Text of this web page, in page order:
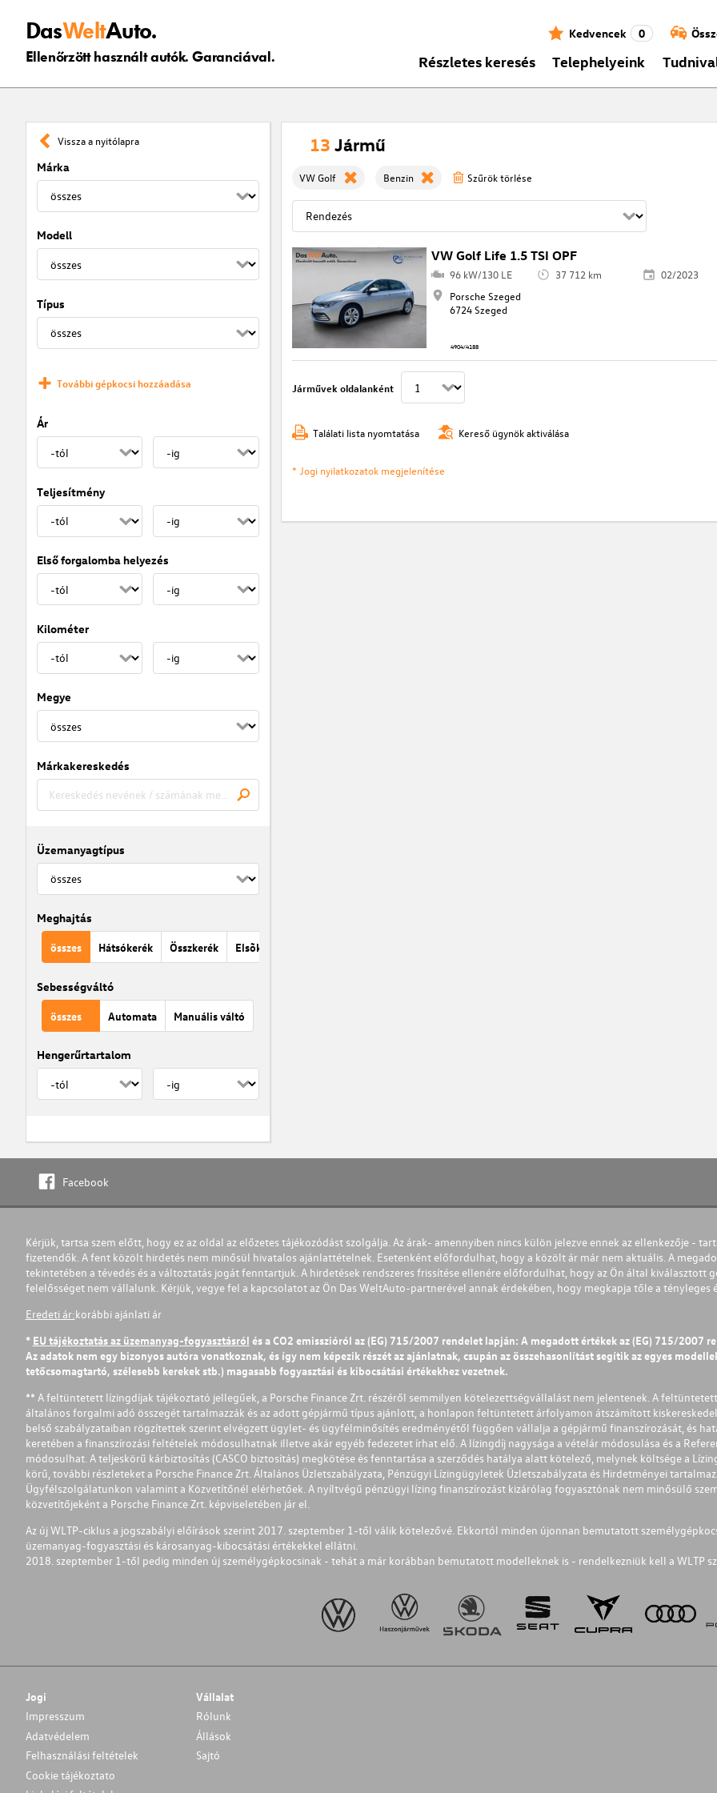
DasWeltAuto.
Ellenőrzött használt autók. Garanciával.
Kedvencek 0
Részletes keresés Telephelyeink
Vissza a nyitólapra
Márka
Modell
Típus
További gépkocsi hozzáadása
Ár
Teljesítmény
Első forgalomba helyezés
Kilométer
Megye
Márkakereskedés
Üzemanyagtípus
Meghajtás
összes Hátsókerék Összkerék Elsõkerék
Sebességváltó
összes Automata Manuális váltó
Hengerűrtartalom
13 Jármű
VW Golf Benzin Szűrök törlése
VW Golf Life 1.5 TSI OPF
96 kW/130 LE 37 712 km
02/2023
Porsche Szeged
6724 Szeged
4904/4188
Járművek oldalanként
Találati lista nyomtatása Kereső ügynök aktiválása
* Jogi nyilatkozatok megjelenítése
Facebook
Kérjük, tartsa szem előtt, hogy ez az oldal az előzetes tájékozódást szolgálja. Az árak- amennyiben nincs külön jelezve ennek az ellenkezője -
fizetendők. A fent közölt hirdetés nem minősül hivatalos ajánlattételnek. Esetenként előfordulhat, hogy a közölt ár már nem aktuális. A
tekintetében a tévedés és a változtatás jogát fenntartjuk. A hirdetések rendszeres frissítése ellenére előfordulhat, hogy az Ön által kiválasztott
felelősséget nem vállalunk. Kérjük, vegye fel a kapcsolatot az Ön Das WeltAuto-partnerével annak érdekében, hogy megkapja tőle a tényleges
Eredeti ár:korábbi ajánlati ár
* EU tájékoztatás az üzemanyag-fogyasztásról és a CO2 emisszióról az (EG) 715/2007 rendelet lapján: A megadott értékek az (EG) 715/
Az adatok nem egy bizonyos autóra vonatkoznak, és így nem képezik részét az ajánlatnak, csupán az összehasonlítást segítik az egyes
tetőcsomagtartó, szélesebb kerekek stb.) magasabb fogyasztási és kibocsátási értékekhez vezetnek.
** A feltüntetett lízingdíjak tájékoztató jellegűek, a Porsche Finance Zrt. részéről semmilyen kötelezettségvállalást nem jelentenek. A
általános forgalmi adó összegét tartalmazzák és az adott gépjármű típus ajánlott, a honlapon feltüntetett árfolyamon átszámított
belső szabályzataiban rögzítettek szerint elvégzett ügylet- és ügyfélminősítés eredményétől függően vállalja a gépjármű finanszírozását, és
keretében a finanszírozási feltételek módosulhatnak illetve akár egyéb fedezetet írhat elő. A lízingdíj nagysága a vételár módosulása és a
módosulhat. A teljeskörű kárbiztosítás (CASCO biztosítás) megkötése és fenntartása a szerződés hatálya alatt kötelező, melynek költsége a
körű, további részleteket a Porsche Finance Zrt. Általános Üzletszabályzata, Pénzügyi Lízingügyletek Üzletszabályzata és Hirdetményei
Ügyfélszolgálatunkon valamint a Közvetítőnél elérhetőek. A nyíltvégű pénzügyi lízing finanszírozást kizárólag fogyasztónak nem minősülő
közvetítőjeként a Porsche Finance Zrt. képviseletében jár el.
Az új WLTP-ciklus a jogszabályi előírások szerint 2017. szeptember 1-től válik kötelezővé. Ekkortól minden újonnan bemutatott
üzemanyag-fogyasztási és károsanyag-kibocsátási értékekkel ellátni.
2018. szeptember 1-től pedig minden új személygépkocsinak - tehát a már korábban bemutatott modelleknek is - rendelkezniük kell a WLTP
Jogi
Impresszum
Adatvédelem
Felhasználási feltételek
Cookie tájékoztato
Vállalat
Rólunk
Állások
Sajtó